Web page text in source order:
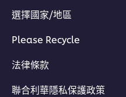
選擇國家/地區
Please Recycle
法律條款
聯合利華隱私保護政策